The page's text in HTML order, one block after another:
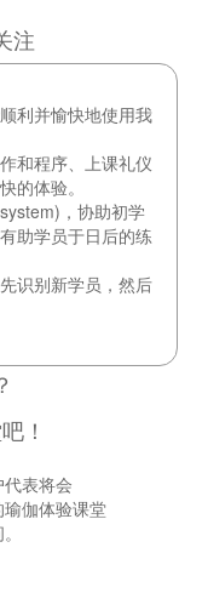
注
利并愉快地使用我
和程序、上课礼仪
的体验。
，协助初学
助学员于日后的练
识别新学员，然后
！
表将会
伽体验课堂